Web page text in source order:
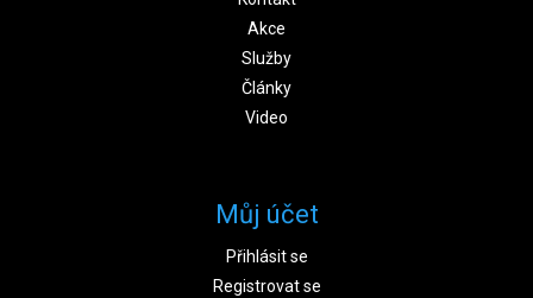
Akce
Služby
Články
Video
Můj účet
Přihlásit se
Registrovat se